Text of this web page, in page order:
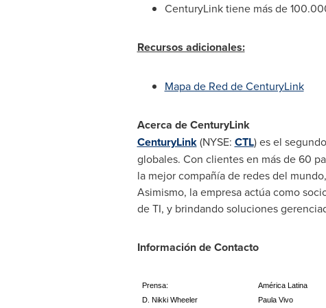
CenturyLink tiene más de
Recursos adicionales:
Mapa de Red de CenturyLink
Acerca de CenturyLink
CenturyLink(NYSE: CTL) es el
globales. Con clientes en más de 60
la mejor compañía de redes del
Asimismo, la empresa actúa como
de TI, y brindando soluciones
Información de Contacto
Prensa:
D. Nikki Wheeler
América Latina
Paula Vivo